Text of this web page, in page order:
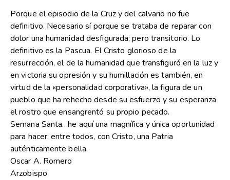
Porque el episodio de la Cruz y del calvario no fue
definitivo. Necesario sí porque se trataba de reparar con
dolor una humanidad desfigurada; pero transitorio. Lo
definitivo es la Pascua. El Cristo glorioso de la
resurrección, el de la humanidad que transfiguró en la luz y
en victoria su opresión y su humillación es también, en
virtud de la «personalidad corporativa», la figura de un
pueblo que ha rehecho desde su esfuerzo y su esperanza
el rostro que ensangrentó su propio pecado.
Semana Santa…he aquí una magnífica y única oportunidad
para hacer, entre todos, con Cristo, una Patria
auténticamente bella.
Oscar A. Romero
Arzobispo